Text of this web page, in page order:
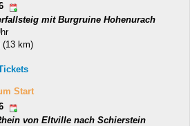
mit Burgruine Hohenurach
(13 km)
Start
von Eltville nach Schierstein